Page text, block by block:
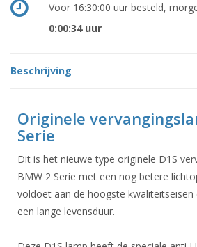
Voor 16:30:00 uur besteld,
0:00:34uur
Beschrijving
Originele
Serie
Dit is het nieuwe type originele D1S
BMW 2 Serie met een nog betere
voldoet aan de hoogste
een lange levensduur.